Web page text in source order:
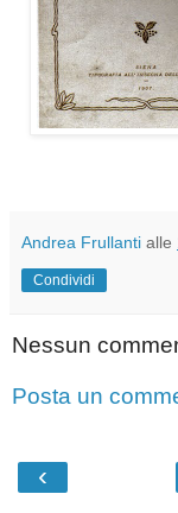
Andrea Frullanti alle
Condividi
Nessun
Posta un
‹